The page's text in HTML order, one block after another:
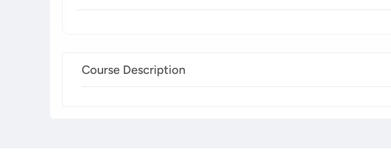
Course Description